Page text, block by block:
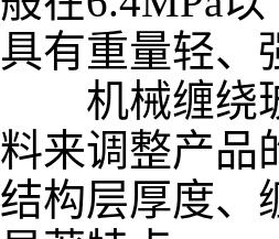
有重量轻、
机械缠绕玻
来调整产
构层厚度